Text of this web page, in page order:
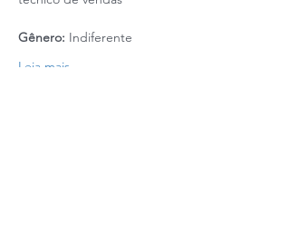
Gênero: Indiferente
Leia mais